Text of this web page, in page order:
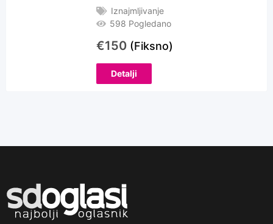
Iznajmljivanje
598 Pogledano
€150 (Fiksno)
Detalji